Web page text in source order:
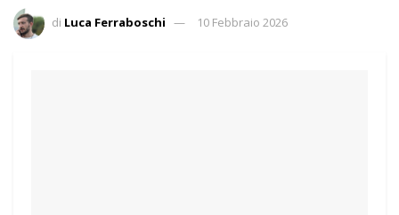
di Luca Ferraboschi 10 Febbraio 2026